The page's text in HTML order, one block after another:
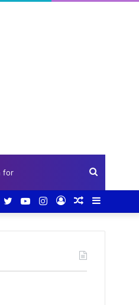
for
Random
Log
Instagram
YouTube
Twitter
Facebook